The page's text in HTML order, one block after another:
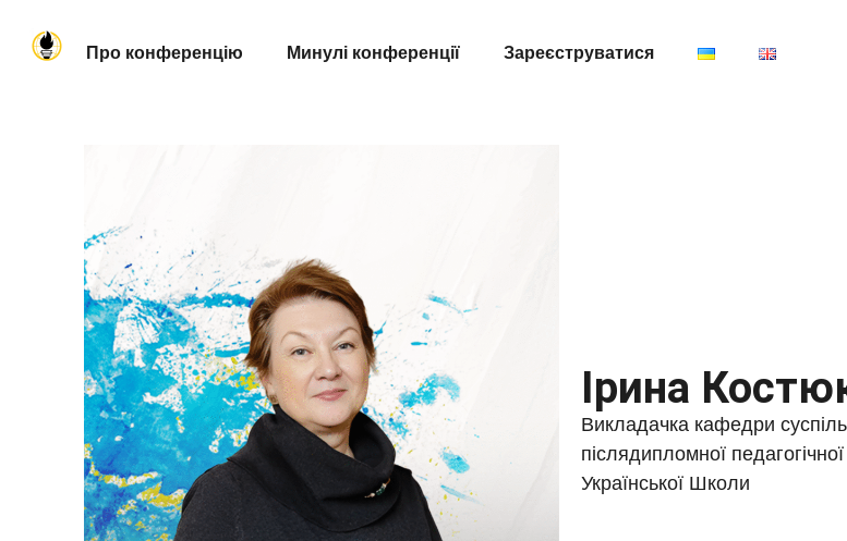
Про конференцію Минулі конференції Зареєструватиcя
Ірина
Викладачка кафедри
післядипломної
Української Школи